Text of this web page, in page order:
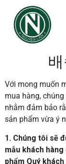
Với mong muốn
mua hàng,
nhằm đảm bảo
sản phẩm vừa ý
1. Chúng tôi sẽ
mẫu khách
phẩm Quý